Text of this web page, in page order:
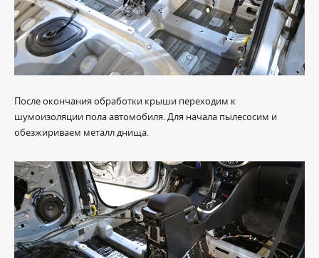
После окончания обработки крыши переходим к
шумоизоляции пола автомобиля. Для начала пылесосим и
обезжириваем металл днища.